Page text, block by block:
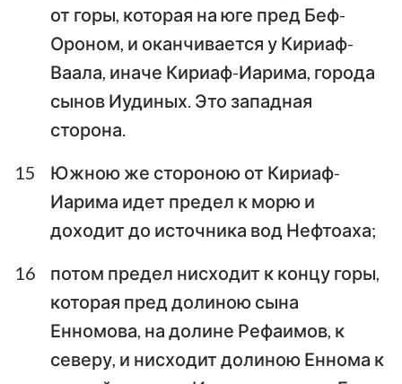
от горы, которая на юге пред Беф-
Ороном, и оканчивается у Кириаф-
Ваала, иначе Кириаф-Иарима, города
сынов Иудиных. Это западная
сторона.
15
Южною же стороною от Кириаф-
Иарима идет предел к морю и
доходит до источника вод Нефтоаха;
16
потом предел нисходит к концу горы,
которая пред долиною сына
Енномова, на долине Рефаимов, к
северу, и нисходит долиною Еннома к